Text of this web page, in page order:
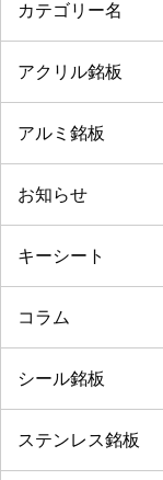
カテゴリー名
アクリル銘板
アルミ銘板
お知らせ
キーシート
コラム
シール銘板
ステンレス銘板